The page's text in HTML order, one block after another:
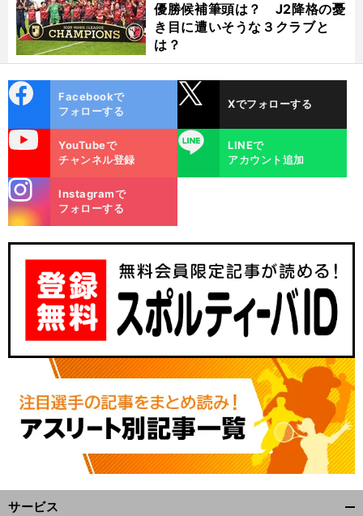
GK
前
へ
優勝候補筆頭は？ J2降格の憂
き目に遭いそうな３クラブと
は？
ok
Facebookで
フォローする
Xでフォローする
YouTubeで
チャンネル登録
LINE
LINEで
アカウント追加
m
Instagramで
フォローする
サービス